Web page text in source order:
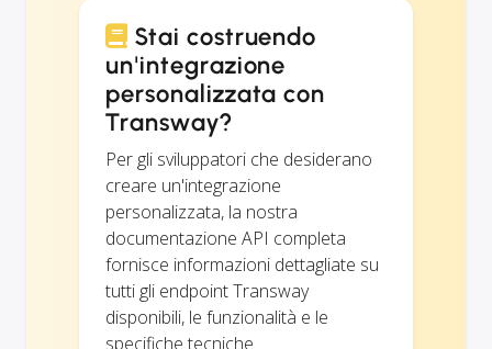
Stai costruendo
un'integrazione
personalizzata con
Transway?
Per gli sviluppatori che desiderano
creare un'integrazione
personalizzata, la nostra
documentazione API completa
fornisce informazioni dettagliate su
tutti gli endpoint Transway
disponibili, le funzionalità e le
specifiche tecniche.